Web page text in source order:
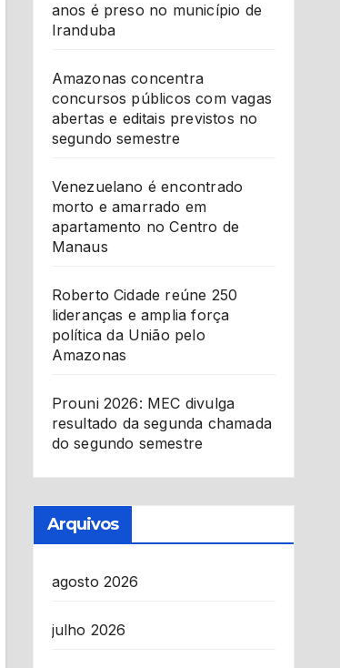
anos é preso no município de
Iranduba
Amazonas concentra
concursos públicos com vagas
abertas e editais previstos no
segundo semestre
Venezuelano é encontrado
morto e amarrado em
apartamento no Centro de
Manaus
Roberto Cidade reúne 250
lideranças e amplia força
política da União pelo
Amazonas
Prouni 2026: MEC divulga
resultado da segunda chamada
do segundo semestre
Arquivos
agosto 2026
julho 2026